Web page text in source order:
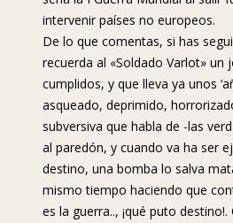
intervenir países no europeos.
De lo que comentas, si has
recuerda al «Soldado Varlot» un
cumplidos, y que lleva ya unos
asqueado, deprimido,
subversiva que habla de -las
al paredón, y cuando va ha ser
destino, una bomba lo salva
mismo tiempo haciendo que
es la guerra.., ¡qué puto